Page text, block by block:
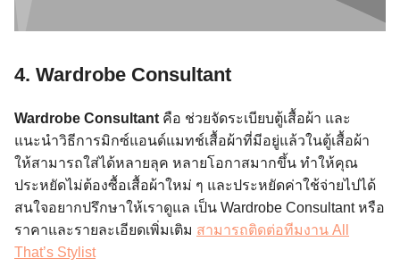
4. Wardrobe Consultant
Wardrobe Consultant คือ ช่วยจัดระเบียบตู้เสื้อผ้า และ
แนะนำวิธีการมิกซ์แอนด์แมทช์เสื้อผ้าที่มีอยู่แล้วในตู้เสื้อผ้า
ให้สามารถใส่ได้หลายลุค หลายโอกาสมากขึ้น ทำให้คุณ
ประหยัดไม่ต้องซื้อเสื้อผ้าใหม่ ๆ และประหยัดค่าใช้จ่ายไปได้
สนใจอยากปรึกษาให้เราดูแล เป็น Wardrobe Consultant หรือ
ราคาและรายละเอียดเพิ่มเติม สามารถติดต่อทีมงาน All
That’s Stylist